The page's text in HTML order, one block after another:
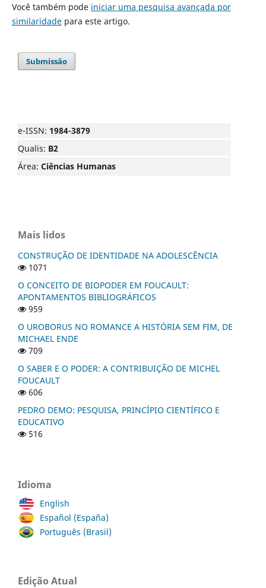
Você também pode iniciar uma pesquisa avançada por
similaridadepara este artigo.
Submissão
e-ISSN: 1984-3879
Qualis: B2
Área: Ciências Humanas
Mais lidos
CONSTRUÇÃO DE IDENTIDADE NA ADOLESCÊNCIA
1071
O CONCEITO DE BIOPODER EM FOUCAULT:
APONTAMENTOS BIBLIOGRÁFICOS
959
O UROBORUS NO ROMANCE A HISTÓRIA SEM FIM, DE
MICHAEL ENDE
709
O SABER E O PODER: A CONTRIBUIÇÃO DE MICHEL
FOUCAULT
606
PEDRO DEMO: PESQUISA, PRINCÍPIO CIENTÍFICO E
EDUCATIVO
516
Idioma
English
Español (España)
Português (Brasil)
Edição Atual